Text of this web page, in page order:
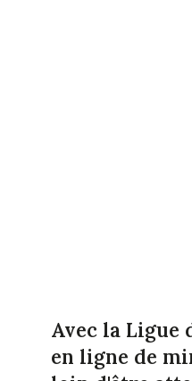
Avec la Ligue
en ligne de